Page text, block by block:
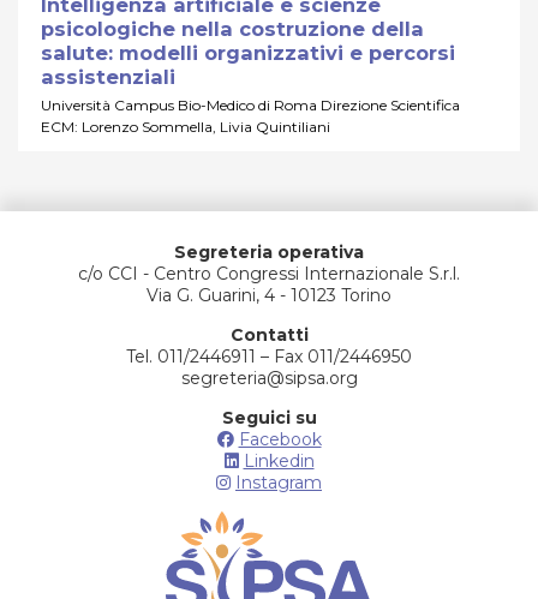
Intelligenza artificiale e scienze
psicologiche nella costruzione della
salute: modelli organizzativi e percorsi
assistenziali
Università Campus Bio-Medico di Roma Direzione Scientifica
ECM: Lorenzo Sommella, Livia Quintiliani
Segreteria operativa
c/o CCI - Centro Congressi Internazionale S.r.l.
Via G. Guarini, 4 - 10123 Torino
Contatti
Tel. 011/2446911 – Fax 011/2446950
segreteria@sipsa.org
Seguici su
Facebook
Linkedin
Instagram